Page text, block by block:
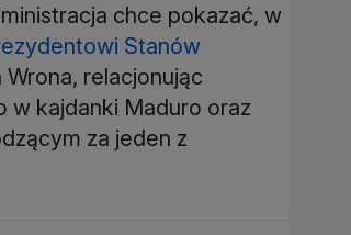
chce pokazać, w
Stanów
relacjonując
w kajdanki Maduro oraz
za jeden z